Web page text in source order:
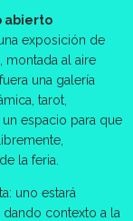
abierto
exposición de
montada al aire
una galería
tarot,
espacio para que
la feria.
uno estará
contexto a la